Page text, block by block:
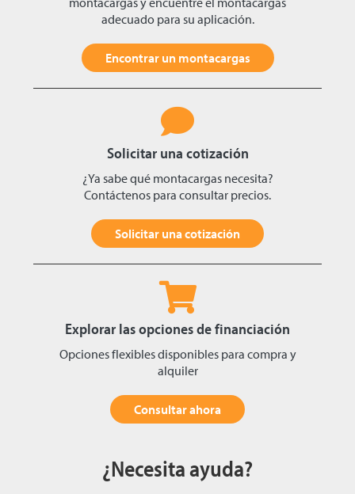
adecuado para su aplicación.
Encontrar un montacargas
Solicitar una cotización
¿Ya sabe qué montacargas necesita?
Contáctenos para consultar precios.
Solicitar una cotización
Explorar las opciones de financiación
Opciones flexibles disponibles para compra y
alquiler
Consultar ahora
¿Necesita ayuda?